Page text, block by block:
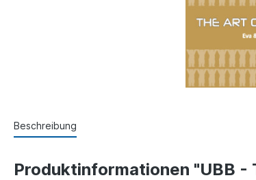
Beschreibung
Produktinformationen "UBB -